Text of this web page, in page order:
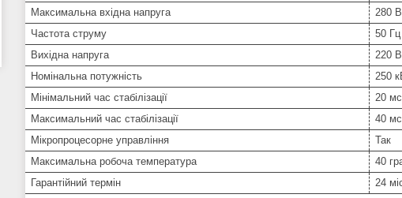
Максимальна вхідна напруга
280 В
Частота струму
50 Гц
Вихідна напруга
220 В
Номінальна потужність
250
Мінімальний час стабілізації
20 мс
Максимальний час стабілізації
40 мс
Мікропроцесорне управління
Так
Максимальна робоча температура
40
Гарантійний термін
24